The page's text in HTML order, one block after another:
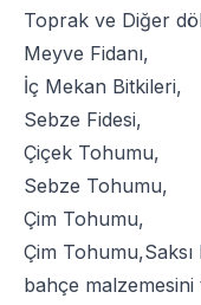
Toprak ve Diğer
Meyve Fidanı,
İç Mekan Bitkileri,
Sebze Fidesi,
Çiçek Tohumu,
Sebze Tohumu,
Çim Tohumu,
Çim Tohumu,
bahçe